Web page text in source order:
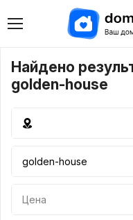
Найдено
golden-house
Цена